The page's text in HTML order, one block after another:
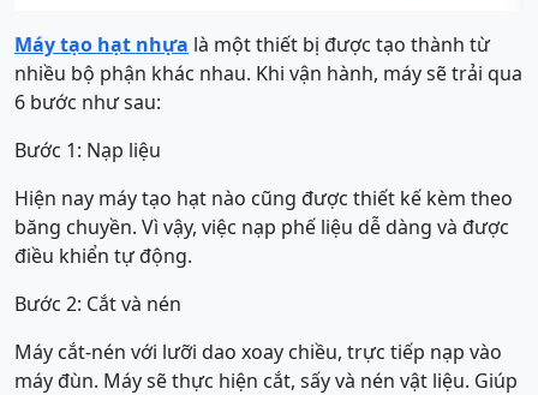
Máy tạo hạt nhựa là một thiết bị được tạo thành từ
nhiều bộ phận khác nhau. Khi vận hành, máy sẽ trải qua
6 bước như sau:
Bước 1: Nạp liệu
Hiện nay máy tạo hạt nào cũng được thiết kế kèm theo
băng chuyền. Vì vậy, việc nạp phế liệu dễ dàng và được
điều khiển tự động.
Bước 2: Cắt và nén
Máy cắt-nén với lưỡi dao xoay chiều, trực tiếp nạp vào
máy đùn. Máy sẽ thực hiện cắt, sấy và nén vật liệu. Giúp